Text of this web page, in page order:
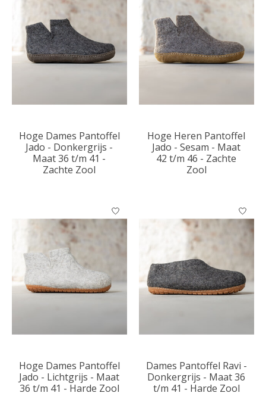
Hoge Dames Pantoffel
Jado - Donkergrijs -
Maat 36 t/m 41 -
Zachte Zool
Hoge Heren Pantoffel
Jado - Sesam - Maat
42 t/m 46 - Zachte
Zool
Hoge Dames Pantoffel
Jado - Lichtgrijs - Maat
36 t/m 41 - Harde Zool
Dames Pantoffel Ravi -
Donkergrijs - Maat 36
t/m 41 - Harde Zool